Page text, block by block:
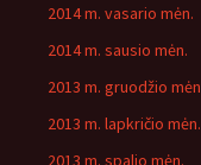
2014 m. vasario mėn.
2014 m. sausio mėn.
2013 m. gruodžio
2013 m. lapkričio mėn.
2013 m. spalio mėn.